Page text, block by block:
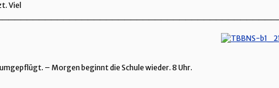
Viel
– Morgen beginnt die Schule wieder. 8 Uhr.